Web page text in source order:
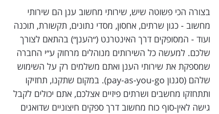
בצורה הכי פשוטה שיש, שירותי מחשוב ענן הם שירותי
מחשוב - כגון שרתים, אחסון, מסדי נתונים, תקשורת, תוכנה
ועוד - המסופקים דרך האינטרנט (״הענן״) בהתאם לצורך
שלכם. למעשה כל השירותים מנוהלים מרחוק ע״י החברה
שמספקת את שירותי הענן ואתם משלמים רק על השימוש
שלהם (סגנון pay-as-you-go). במקום שתקנו, תחזיקו
ותתחזקו מחשבים ושרתים פיזיים אצלכם, אתם יכולים לקבל
גישה לאין-סוף כוח מחשוב דרך ספקים חיצוניים שדואגים